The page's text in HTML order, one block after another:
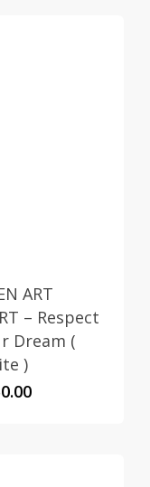
ART
– Respect
Dream (
)